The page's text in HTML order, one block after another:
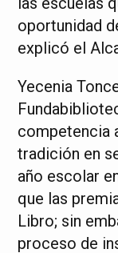
oportunidad
explicó el
Yecenia
competencia
tradición en
año escolar
que las
Libro; sin
proceso de